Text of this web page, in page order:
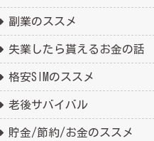
副業のススメ
失業したら貰えるお金の話
格安SIMのススメ
老後サバイバル
貯金/節約/お金のススメ